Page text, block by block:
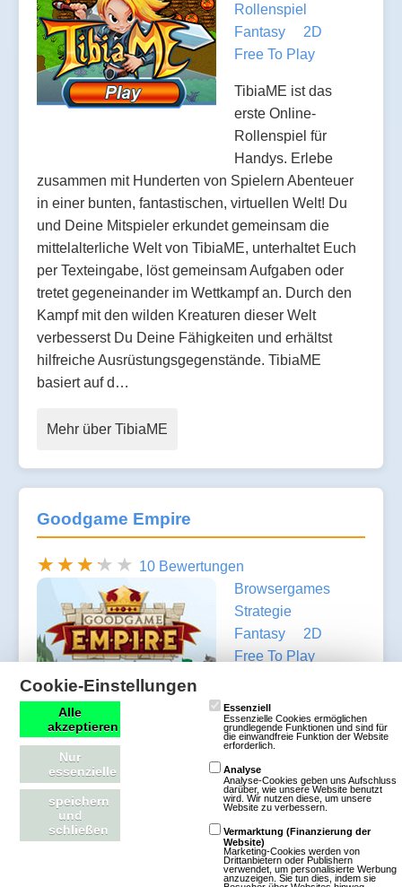
Rollenspiel
Fantasy
2D
Free To Play
TibiaME ist das
erste Online-
Rollenspiel für
Handys. Erlebe
zusammen mit Hunderten von Spielern Abenteuer
in einer bunten, fantastischen, virtuellen Welt! Du
und Deine Mitspieler erkundet gemeinsam die
mittelalterliche Welt von TibiaME, unterhaltet Euch
per Texteingabe, löst gemeinsam Aufgaben oder
tretet gegeneinander im Wettkampf an. Durch den
Kampf mit den wilden Kreaturen dieser Welt
verbesserst Du Deine Fähigkeiten und erhältst
hilfreiche Ausrüstungsgegenstände. TibiaME
basiert auf d…
Mehr über TibiaME
Goodgame Empire
10 Bewertungen
Browsergames
Strategie
Fantasy
2D
Free To Play
baue Deine kleine
Festung zum
ganzen Königreichs
aus. Erschaffe ein gut funktionierendes
Wirtschaftssys- tem, um eine schlagkräftige Armee
auszuheben, mit der Du Dein Reich verteidigst und
Dein Machtgebiet vergrößerst. Schmiede Allianzen
Cookie-Einstellungen
Alle
akzeptieren
Nur
essenzielle
speichern
und
schließen
Essenziell
Essenzielle Cookies ermöglichen
grundlegende Funktionen und sind für
die einwandfreie Funktion der Website
erforderlich.
Analyse
Analyse-Cookies geben uns Aufschluss
darüber, wie unsere Website benutzt
wird. Wir nutzen diese, um unsere
Website zu verbessern.
Vermarktung (Finanzierung der
Website)
Marketing-Cookies werden von
Drittanbietern oder Publishern
verwendet, um personalisierte Werbung
anzuzeigen. Sie tun dies, indem sie